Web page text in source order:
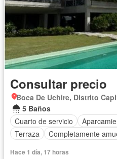
Consultar precio
Boca De Uchire, Distrito
5 Baños
Cuarto de servicio
Terraza
Completamente
Hace 1 día, 17 horas